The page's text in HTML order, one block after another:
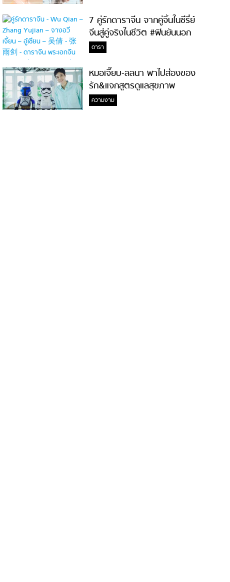
7 คู่รักดาราจีน จากคู่จิ้นในซีรี่ย์
จีนสู่คู่จริงในชีวิต #ฟินยันนอก
จอ
ดารา
หมอเจี๊ยบ-ลลนา พาไปส่องของ
รัก&แจกสูตรดูแลสุขภาพ
#ล้างจมูกไม่ยากจะสอนให้
ความงาม